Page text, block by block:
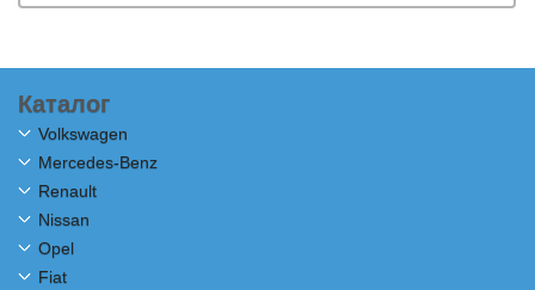
Каталог
Volkswagen
Mercedes-Benz
Renault
Nissan
Opel
Fiat